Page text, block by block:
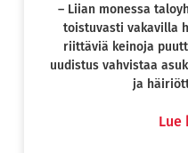
– Liian monessa
toistuvasti vakavilla
riittäviä keinoja
uudistus vahvistaa
ja
Lue